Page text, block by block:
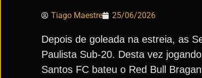
Tiago Maestre 25/06/2026
Depois de goleada na estreia, as
Paulista Sub-20. Desta vez
Santos FC bateu o Red Bull